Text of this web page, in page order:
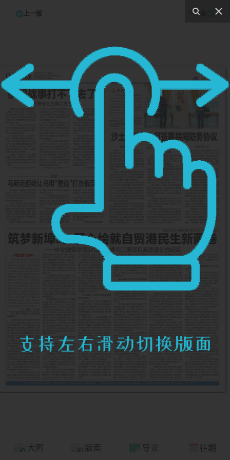
上一版 下一版
大图 版面 导读 往期